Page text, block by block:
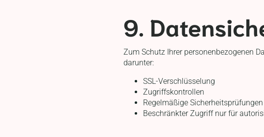
9.
Zum Schutz Ihrer personenbezogenen
darunter:
SSL-Verschlüsselung
Zugriffskontrollen
Regelmäßige Sicherheitsprüfungen
Beschränkter Zugriff nur für